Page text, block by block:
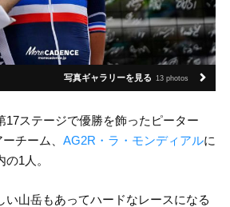
写真ギャラリーを見る 13 photos
17ステージで優勝を飾ったピーター
チーム、 AG2R・ラ・モンディアルに
1人。
い山岳もあってハードなレースになる